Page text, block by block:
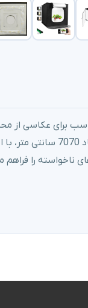
2 رنگ (2 کلوین) 70*70، ابزاری
ناخواسته را فراهم